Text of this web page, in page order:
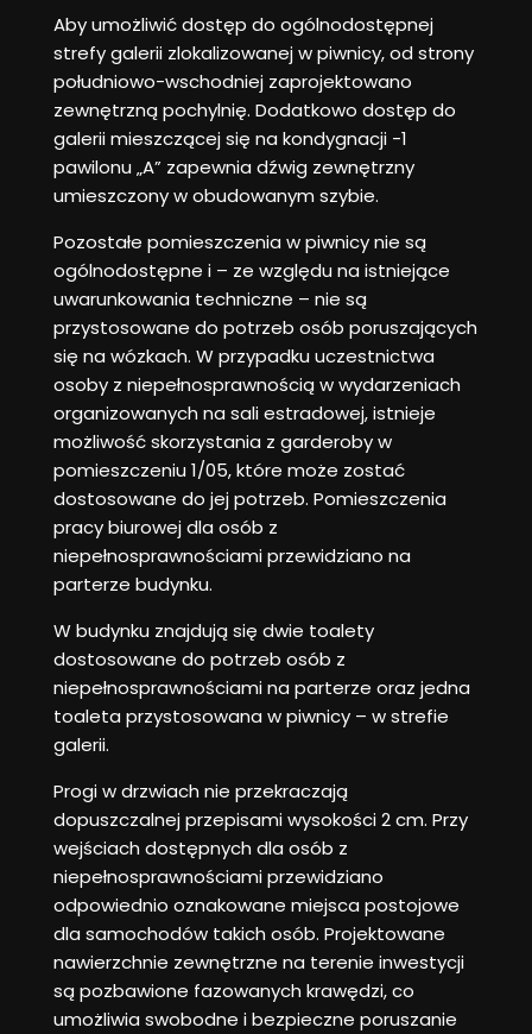
Aby umożliwić dostęp do ogólnodostępnej
strefy galerii zlokalizowanej w piwnicy, od strony
południowo-wschodniej zaprojektowano
zewnętrzną pochylnię. Dodatkowo dostęp do
galerii mieszczącej się na kondygnacji -1
pawilonu „A” zapewnia dźwig zewnętrzny
umieszczony w obudowanym szybie.
Pozostałe pomieszczenia w piwnicy nie są
ogólnodostępne i – ze względu na istniejące
uwarunkowania techniczne – nie są
przystosowane do potrzeb osób poruszających
się na wózkach. W przypadku uczestnictwa
osoby z niepełnosprawnością w wydarzeniach
organizowanych na sali estradowej, istnieje
możliwość skorzystania z garderoby w
pomieszczeniu 1/05, które może zostać
dostosowane do jej potrzeb. Pomieszczenia
pracy biurowej dla osób z
niepełnosprawnościami przewidziano na
parterze budynku.
W budynku znajdują się dwie toalety
dostosowane do potrzeb osób z
niepełnosprawnościami na parterze oraz jedna
toaleta przystosowana w piwnicy – w strefie
galerii.
Progi w drzwiach nie przekraczają
dopuszczalnej przepisami wysokości 2 cm. Przy
wejściach dostępnych dla osób z
niepełnosprawnościami przewidziano
odpowiednio oznakowane miejsca postojowe
dla samochodów takich osób. Projektowane
nawierzchnie zewnętrzne na terenie inwestycji
są pozbawione fazowanych krawędzi, co
umożliwia swobodne i bezpieczne poruszanie